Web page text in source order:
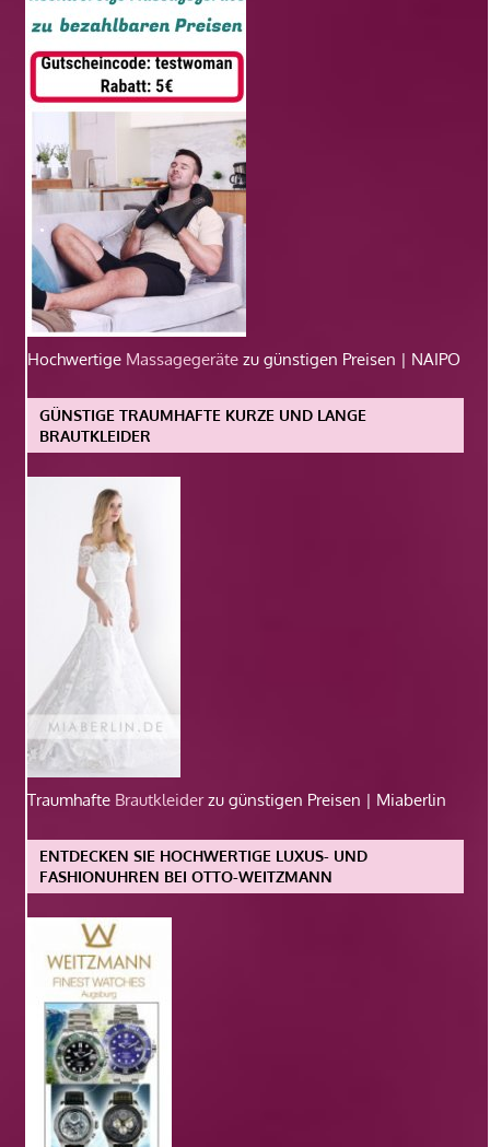
Hochwertige Massagegeräte zu günstigen Preisen | NAIPO
GÜNSTIGE TRAUMHAFTE KURZE UND LANGE
BRAUTKLEIDER
Traumhafte Brautkleiderzu günstigen Preisen | Miaberlin
ENTDECKEN SIE HOCHWERTIGE LUXUS- UND
FASHIONUHREN BEI OTTO-WEITZMANN